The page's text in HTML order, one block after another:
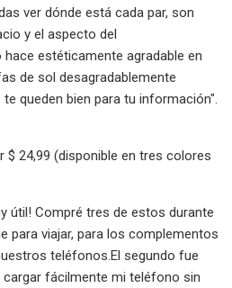
ver dónde está cada par, son
y el aspecto del
estéticamente agradable en
de sol desagradablemente
queden bien para tu información".
$ 24,99 (disponible en tres colores
útil! Compré tres de estos durante
para viajar, para los complementos
teléfonos.El segundo fue
fácilmente mi teléfono sin